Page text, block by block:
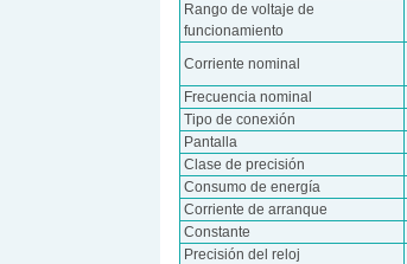
Rango de voltaje de
funcionamiento
Corriente nominal
Frecuencia nominal
Tipo de conexión
Pantalla
Clase de precisión
Consumo de energía
Corriente de arranque
Constante
Precisión del reloj